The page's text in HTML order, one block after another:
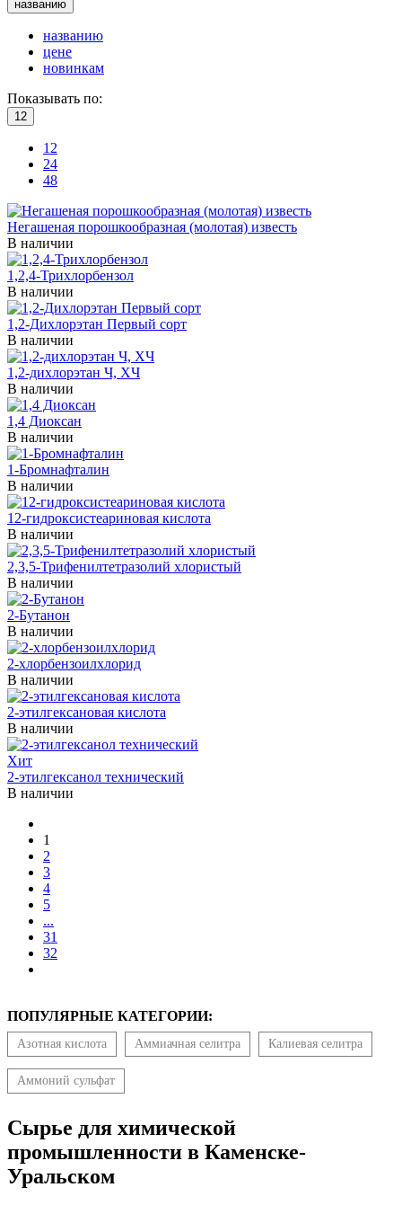
названию
названию
цене
новинкам
Показывать по:
12
12
24
48
Негашеная порошкообразная (молотая) известь
В наличии
1,2,4-Трихлорбензол
В наличии
1,2-Дихлорэтан Первый сорт
В наличии
1,2-дихлорэтан Ч, ХЧ
В наличии
1,4 Диоксан
В наличии
1-Бромнафталин
В наличии
12-гидроксистеариновая кислота
В наличии
2,3,5-Трифенилтетразолий хлористый
В наличии
2-Бутанон
В наличии
2-хлорбензоилхлорид
В наличии
2-этилгексановая кислота
В наличии
Хит
2-этилгексанол технический
В наличии
1
2
3
4
5
...
31
32
ПОПУЛЯРНЫЕ КАТЕГОРИИ:
Азотная кислота Аммиачная селитра Калиевая селитра
Аммоний сульфат
Сырье для химической
промышленности в Каменске-
Уральском